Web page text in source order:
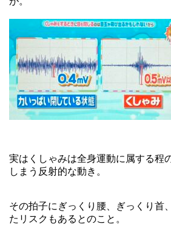
実はくしゃみは全身運動に属する程
しまう反射的な動き。
その拍子にぎっくり腰、ぎっくり首
たリスクもあるとのこと。